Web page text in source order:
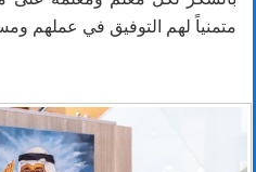
متمنياً لهم التوفيق في عملهم